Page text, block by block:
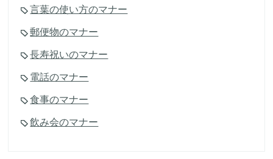
言葉の使い方のマナー
郵便物のマナー
長寿祝いのマナー
電話のマナー
食事のマナー
飲み会のマナー